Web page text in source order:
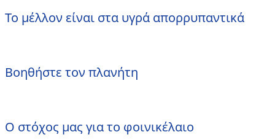
Το μέλλον είναι στα υγρά απορρυπαντικά
Βοηθήστε τον πλανήτη
Ο στόχος μας για το φοινικέλαιο